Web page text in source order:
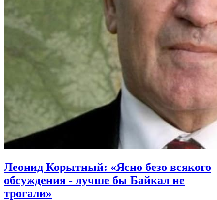
Леонид Корытный: «Ясно безо всякого
обсуждения - лучше бы Байкал не
трогали»